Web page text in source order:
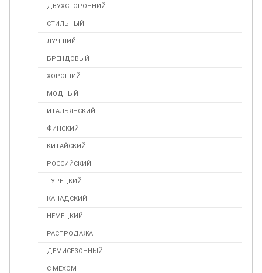
ДВУХСТОРОННИЙ
СТИЛЬНЫЙ
ЛУЧШИЙ
БРЕНДОВЫЙ
ХОРОШИЙ
МОДНЫЙ
ИТАЛЬЯНСКИЙ
ФИНСКИЙ
КИТАЙСКИЙ
РОССИЙСКИЙ
ТУРЕЦКИЙ
КАНАДСКИЙ
НЕМЕЦКИЙ
РАСПРОДАЖА
ДЕМИСЕЗОННЫЙ
С МЕХОМ